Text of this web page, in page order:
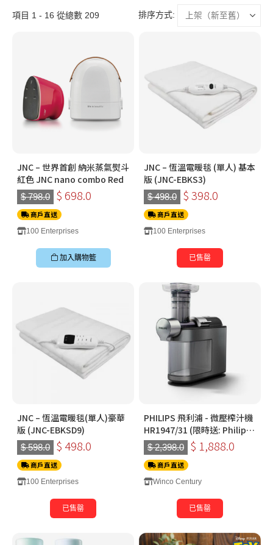
項目 1 - 16 從總數 209 排序方式:
JNC – 世界首創 納米蒸氣熨斗
紅色 JNC nano combo Red
$ 798.0 $ 698.0
商戶直送
100 Enterprises
加入購物籃
JNC – 恆溫電暖毯 (單人) 基本
版 (JNC-EBKS3)
$ 498.0 $ 398.0
商戶直送
100 Enterprises
已售罄
JNC – 恆溫電暖毯(單人)豪華
版 (JNC-EBKSD9)
$ 598.0 $ 498.0
商戶直送
100 Enterprises
已售罄
PHILIPS 飛利浦 - 微壓榨汁機
HR1947/31 (限時送: Philips
飛利浦 - ADD5910M即熱過濾
飲水機)
$ 2,398.0 $ 1,888.0
商戶直送
Winco Century
已售罄